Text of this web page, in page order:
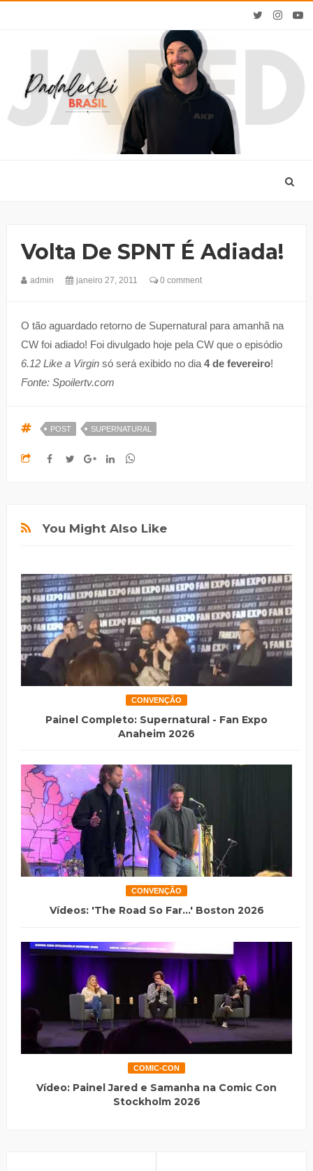
Volta De SPNT É Adiada!
admin janeiro 27, 2011 0 comment
O tão aguardado retorno de Supernatural para amanhã na
CW foi adiado! Foi divulgado hoje pela CW que o episódio
6.12 Like a Virginsó será exibido no dia 4 de fevereiro!
Fonte: Spoilertv.com
POST SUPERNATURAL
You Might Also Like
CONVENÇÃO
Painel Completo: Supernatural - Fan Expo
Anaheim 2026
CONVENÇÃO
Vídeos: 'The Road So Far...' Boston 2026
COMIC-CON
Vídeo: Painel Jared e Samanha na Comic Con
Stockholm 2026